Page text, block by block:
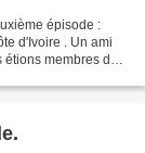
épisode :
d'Ivoire . Un ami
étions membres du